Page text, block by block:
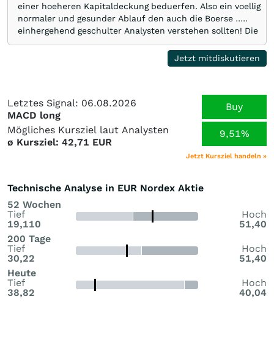
einer hoeheren Kapitaldeckung beduerfen. Also ein voellig
normaler und gesunder Ablauf den auch die Boerse .....
einhergehend geschulter Analysten verstehen sollten! Die
Nordex AG liefert erfolgreich Windkraftanlagen mit hohen
Zuwachsraten in alle Herrenlaender miteingeschlossen
langfristiger Service und Wartungsvertraege. Der Kurswert
EUR-Zone erfolgreich getestet wurde.Der Kurs findet sich
zu diesen Attacken sehr schnell bei 40 EUR wieder. …
Jetzt mitdiskutieren
Letztes Signal: 06.08.2026
MACD long
Buy
Mögliches Kursziel laut Analysten
ø Kursziel: 42,71 EUR
9,51%
Jetzt Kursziel handeln »
Technische Analyse in EUR Nordex Aktie
52 Wochen
Tief
19,110
Hoch
51,40
200 Tage
Tief
30,22
Hoch
51,40
Heute
Tief
38,82
Hoch
40,04